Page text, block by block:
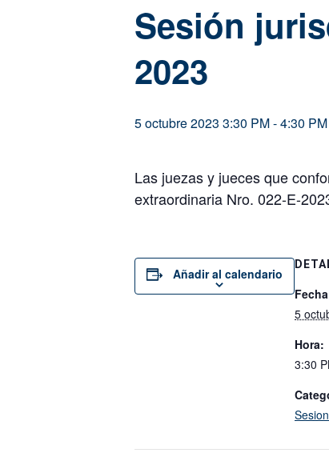
Sesión
2023
5 octubre 2023 3:30 PM-4:30 PM
Las juezas y jueces que
extraordinaria Nro. 022-E-
Añadir al calendario
5
Hora:
3:30